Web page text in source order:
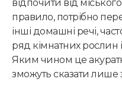
відпочити від
правило, потрібно
інші домашні речі,
ряд кімнатних рослин
Яким чином це
зможуть сказати лише